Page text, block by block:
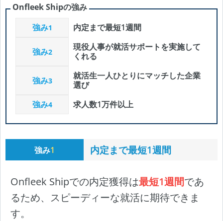
Onfleek Shipの強み
強み1 内定まで最短1週間
強み2
現役人事が就活サポートを実施して
くれる
強み3
就活生一人ひとりにマッチした企業
選び
強み4 求人数1万件以上
強み1 内定まで最短1週間
Onfleek Shipでの内定獲得は最短1週間であ
るため、スピーディーな就活に期待できま
す。